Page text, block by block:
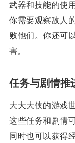
武器和技能的使
你需要观察敌人
败他们。你还可
害。
任务与剧情推
大大大侠的游戏
这些任务和剧情
同时也可以获得